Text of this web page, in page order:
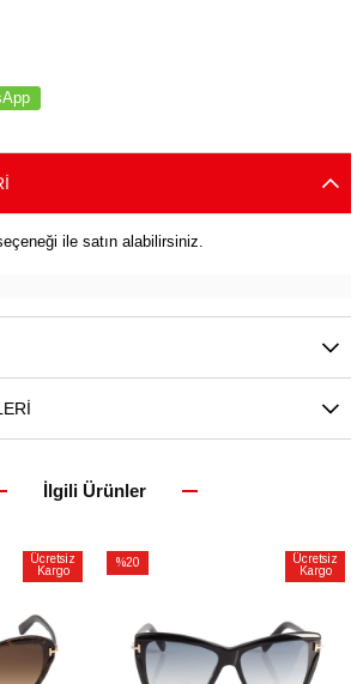
ile satın alabilirsiniz.
İlgili Ürünler
Ücretsiz
Kargo
%20
Ücretsiz
Kargo